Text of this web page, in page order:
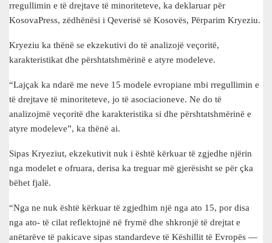
rregullimin e të drejtave të minoriteteve, ka deklaruar për
KosovaPress, zëdhënësi i Qeverisë së Kosovës, Përparim Kryeziu.
Kryeziu ka thënë se ekzekutivi do të analizojë veçoritë,
karakteristikat dhe përshtatshmërinë e atyre modeleve.
“Lajçak ka ndarë me neve 15 modele evropiane mbi rregullimin e
të drejtave të minoriteteve, jo të asociacioneve. Ne do të
analizojmë veçoritë dhe karakteristika si dhe përshtatshmërinë e
atyre modeleve”, ka thënë ai.
Sipas Kryeziut, ekzekutivit nuk i është kërkuar të zgjedhe njërin
nga modelet e ofruara, derisa ka treguar më gjerësisht se për çka
bëhet fjalë.
“Nga ne nuk është kërkuar të zgjedhim një nga ato 15, por disa
nga ato- të cilat reflektojnë në frymë dhe shkronjë të drejtat e
anëtarëve të pakicave sipas standardeve të Këshillit të Evropës —